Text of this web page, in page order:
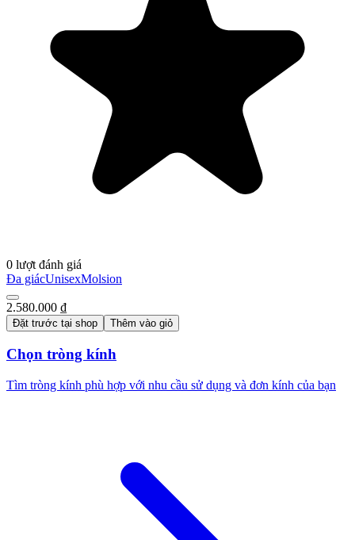
0 lượt đánh giá
Đa giácUnisexMolsion
2.580.000 ₫
Đặt trước tại shop Thêm vào giỏ
Chọn tròng kính
Tìm tròng kính phù hợp với nhu cầu sử dụng và đơn kính của bạn